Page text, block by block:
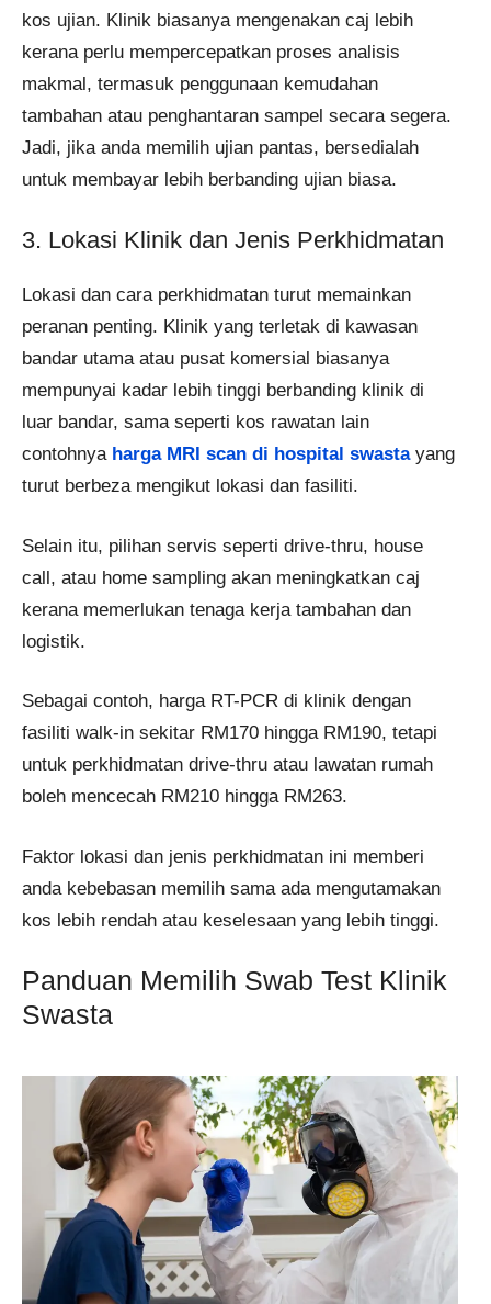
kos ujian. Klinik biasanya mengenakan caj lebih
kerana perlu mempercepatkan proses analisis
makmal, termasuk penggunaan kemudahan
tambahan atau penghantaran sampel secara segera.
Jadi, jika anda memilih ujian pantas, bersedialah
untuk membayar lebih berbanding ujian biasa.
3. Lokasi Klinik dan Jenis Perkhidmatan
Lokasi dan cara perkhidmatan turut memainkan
peranan penting. Klinik yang terletak di kawasan
bandar utama atau pusat komersial biasanya
mempunyai kadar lebih tinggi berbanding klinik di
luar bandar, sama seperti kos rawatan lain
contohnya harga MRI scan di hospital swastayang
turut berbeza mengikut lokasi dan fasiliti.
Selain itu, pilihan servis seperti drive-thru, house
call, atau home sampling akan meningkatkan caj
kerana memerlukan tenaga kerja tambahan dan
logistik.
Sebagai contoh, harga RT-PCR di klinik dengan
fasiliti walk-in sekitar RM170 hingga RM190, tetapi
untuk perkhidmatan drive-thru atau lawatan rumah
boleh mencecah RM210 hingga RM263.
Faktor lokasi dan jenis perkhidmatan ini memberi
anda kebebasan memilih sama ada mengutamakan
kos lebih rendah atau keselesaan yang lebih tinggi.
Panduan Memilih Swab Test Klinik
Swasta